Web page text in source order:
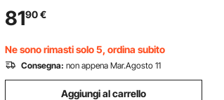
Domestici Cuscinetti Antiscivoli, Gradini
Portatile Carico max 300 kg in Acciaio
Legato
8190€
Ne sono rimasti solo 5, ordina subito
Consegna: non appena Mar.Agosto 11
Aggiungi al carrello